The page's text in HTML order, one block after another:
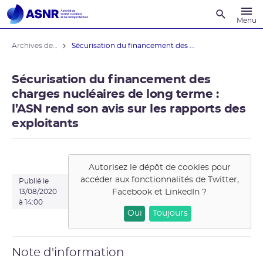
Menu
Sécurisation du financement des ...
Sécurisation du financement des
charges nucléaires de long terme :
l’ASN rend son avis sur les rapports des
exploitants
Publié le
13/08/2020
à 14:00
Autorisez le dépôt de cookies pour
accéder aux fonctionnalités de Twitter,
Facebook et LinkedIn ?
Oui Toujours
Note d'information